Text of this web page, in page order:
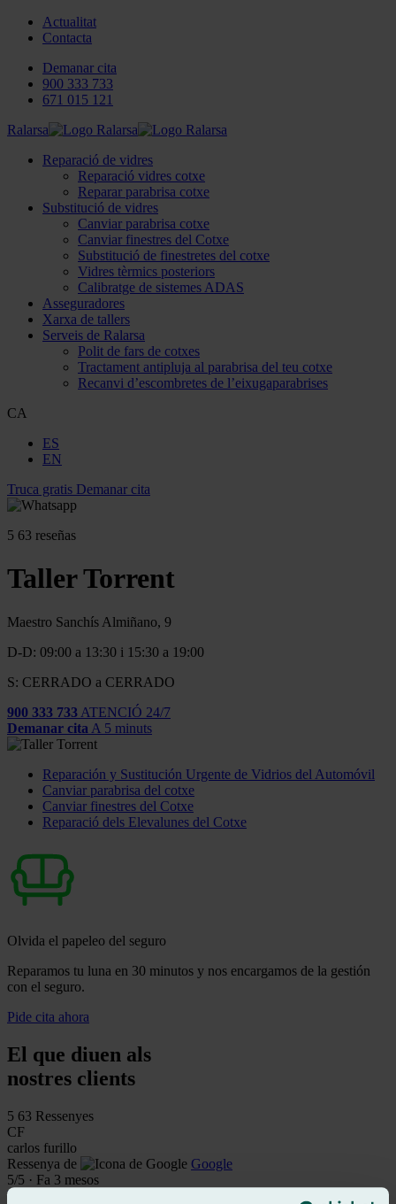
Actualitat
Contacta
Demanar cita
900 333 733
671 015 121
Ralarsa
Reparació de vidres
Reparació vidres cotxe
Reparar parabrisa cotxe
Substitució de vidres
Canviar parabrisa cotxe
Canviar finestres del Cotxe
Substitució de finestretes del cotxe
Vidres tèrmics posteriors
Calibratge de sistemes ADAS
Asseguradores
Xarxa de tallers
Serveis de Ralarsa
Polit de fars de cotxes
Tractament antipluja al parabrisa del teu cotxe
Recanvi d’escombretes de l’eixugaparabrises
CA
ES
EN
Truca gratis Demanar cita
5 63 reseñas
Taller Torrent
Maestro Sanchís Almiñano, 9
D-D: 09:00 a 13:30 i 15:30 a 19:00
S: CERRADO a CERRADO
900 333 733 ATENCIÓ 24/7
Demanar cita A 5 minuts
Reparación y Sustitución Urgente de Vidrios del Automóvil
Canviar parabrisa del cotxe
Canviar finestres del Cotxe
Reparació dels Elevalunes del Cotxe
Olvida el papeleo del seguro
Reparamos tu luna en 30 minutos y nos encargamos de la gestión
con el seguro.
Pide cita ahora
El que diuen als
nostres clients
5 63 Ressenyes
CF
carlos furillo
Ressenya de
Google
5/5 · Fa 3 mesos
Veure ressenya